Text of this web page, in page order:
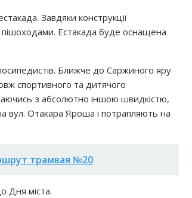
Завдяки конструкції
Естакада буде оснащена
Ближче до Саржиного яру
спортивного та дитячого
з абсолютно іншою швидкістю,
вул. Отакара Яроша і потрапляють на
трамвая №20
Дня міста.